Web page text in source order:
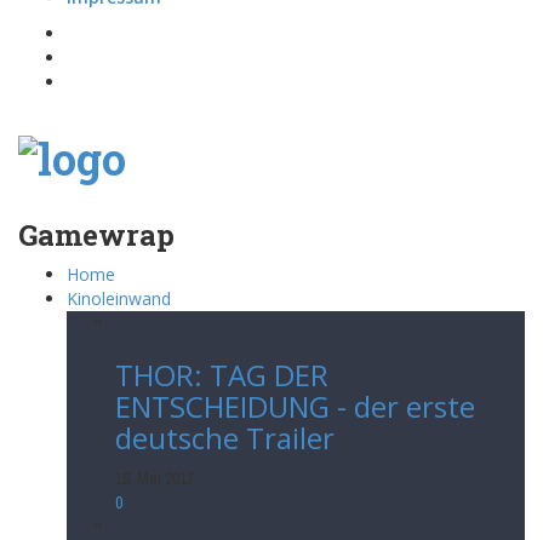
Gamewrap
Home
Kinoleinwand
THOR: TAG DER
ENTSCHEIDUNG - der erste
deutsche Trailer
0